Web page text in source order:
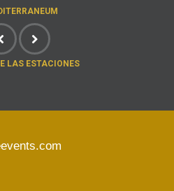
LAS ESTACIONES